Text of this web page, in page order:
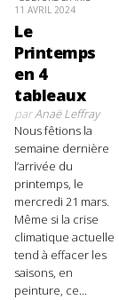
11 AVRIL 2024
Le
Printemps
en 4
tableaux
parAnaë Leffray
Nous fêtions la
semaine dernière
l’arrivée du
printemps, le
mercredi 21 mars.
Même si la crise
climatique actuelle
tend à effacer les
saisons, en
peinture, ce...